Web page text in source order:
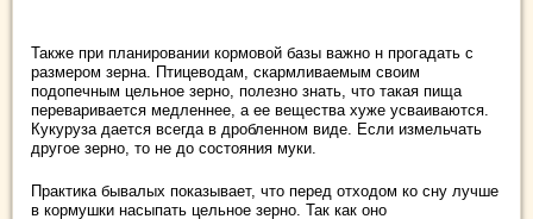
Также при планировании кормовой базы важно н прогадать с
размером зерна. Птицеводам, скармливаемым своим
подопечным цельное зерно, полезно знать, что такая пища
переваривается медленнее, а ее вещества хуже усваиваются.
Кукуруза дается всегда в дробленном виде. Если измельчать
другое зерно, то не до состояния муки.
Практика бывалых показывает, что перед отходом ко сну лучше
в кормушки насыпать цельное зерно. Так как оно